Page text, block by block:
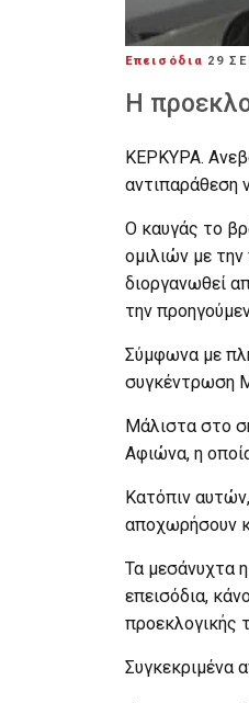
Επεισόδια 29
Η
ΚΕΡΚΥΡΑ.
αντιπαράθεση
Ο καυγάς το
ομιλιών με
διοργανωθεί
την
Σύμφωνα με
συγκέντρωση
Μάλιστα στο
Αφιώνα, η
Κατόπιν
αποχωρήσουν
Τα μεσάνυχτα
επεισόδια,
προεκλογικής
Συγκεκριμένα